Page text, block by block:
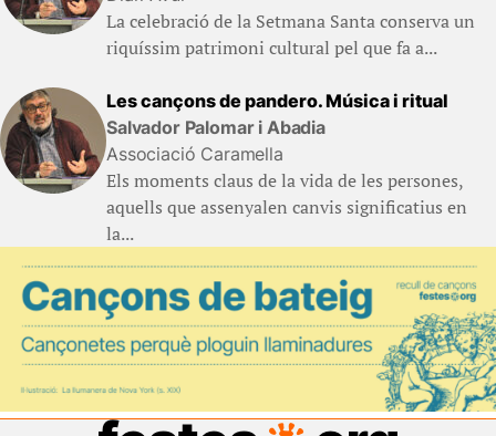
La celebració de la Setmana Santa conserva un
riquíssim patrimoni cultural pel que fa a...
Les cançons de pandero. Música i ritual
Salvador Palomar i Abadia
Associació Caramella
Els moments claus de la vida de les persones,
aquells que assenyalen canvis significatius en
la...